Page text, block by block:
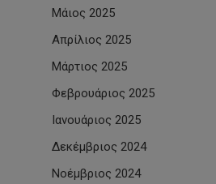
Μάιος 2025
Απρίλιος 2025
Μάρτιος 2025
Φεβρουάριος 2025
Ιανουάριος 2025
Δεκέμβριος 2024
Νοέμβριος 2024